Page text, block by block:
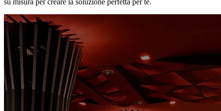
su misura per creare la soluzione perfetta per te.